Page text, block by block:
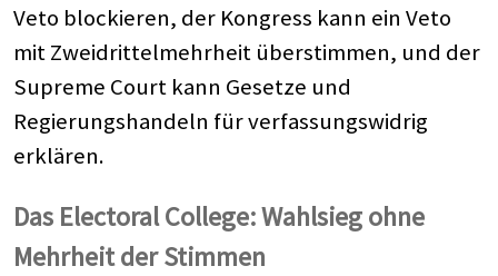
Veto blockieren, der Kongress kann ein Veto
mit Zweidrittelmehrheit überstimmen, und der
Supreme Court kann Gesetze und
Regierungshandeln für verfassungswidrig
erklären.
Das Electoral College: Wahlsieg ohne
Mehrheit der Stimmen